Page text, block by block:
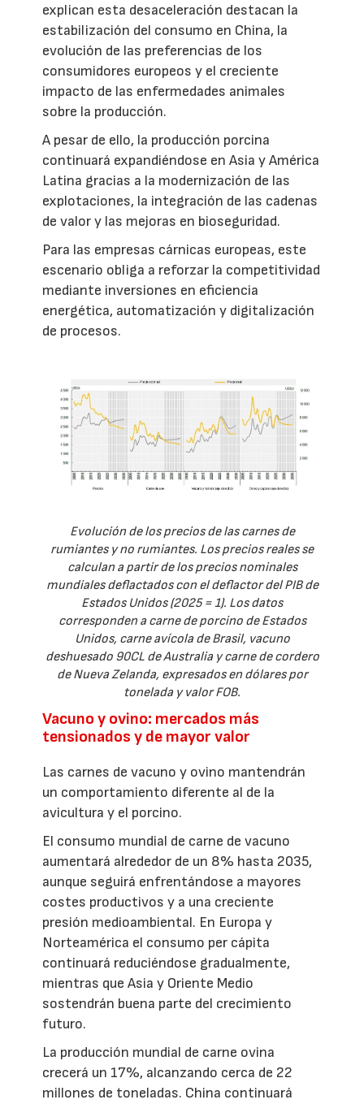
explican esta desaceleración destacan la
estabilización del consumo en China, la
evolución de las preferencias de los
consumidores europeos y el creciente
impacto de las enfermedades animales
sobre la producción.
A pesar de ello, la producción porcina
continuará expandiéndose en Asia y América
Latina gracias a la modernización de las
explotaciones, la integración de las cadenas
de valor y las mejoras en bioseguridad.
Para las empresas cárnicas europeas, este
escenario obliga a reforzar la competitividad
mediante inversiones en eficiencia
energética, automatización y digitalización
de procesos.
Evolución de los precios de las carnes de
rumiantes y no rumiantes. Los precios reales se
calculan a partir de los precios nominales
mundiales deflactados con el deflactor del PIB de
Estados Unidos (2025 = 1). Los datos
corresponden a carne de porcino de Estados
Unidos, carne avícola de Brasil, vacuno
deshuesado 90CL de Australia y carne de cordero
de Nueva Zelanda, expresados en dólares por
tonelada y valor FOB.
Vacuno y ovino: mercados más
tensionados y de mayor valor
Las carnes de vacuno y ovino mantendrán
un comportamiento diferente al de la
avicultura y el porcino.
El consumo mundial de carne de vacuno
aumentará alrededor de un 8% hasta 2035,
aunque seguirá enfrentándose a mayores
costes productivos y a una creciente
presión medioambiental. En Europa y
Norteamérica el consumo per cápita
continuará reduciéndose gradualmente,
mientras que Asia y Oriente Medio
sostendrán buena parte del crecimiento
futuro.
La producción mundial de carne ovina
crecerá un 17%, alcanzando cerca de 22
millones de toneladas. China continuará